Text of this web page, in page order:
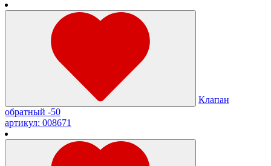
Клапан
обратный -50
артикул: 008671